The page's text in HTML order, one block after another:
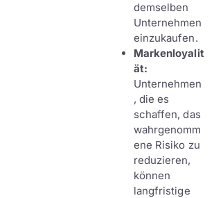
demselben
Unternehmen
einzukaufen.
Markenloyalit
ät:
Unternehmen
, die es
schaffen, das
wahrgenomm
ene Risiko zu
reduzieren,
können
langfristige